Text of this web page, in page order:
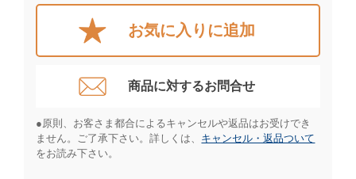
お気に入りに追加
商品に対するお問合せ​
●原則、お客さま都合によるキャンセルや返品はお受けでき
ません。ご了承下さい。詳しくは、 キャンセル・返品ついて
をお読み下さい。​